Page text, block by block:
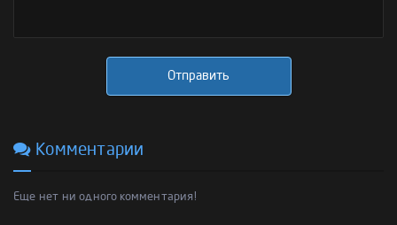
Отправить
Комментарии
Еще нет ни одного комментария!